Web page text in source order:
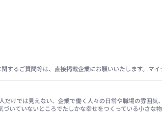
るご質問等は、直接掲載企業にお願いいたします。マ
けでは見えない、企業で働く人々の日常や職場の雰囲
いていないところでたしかな幸せをつくっている小さな